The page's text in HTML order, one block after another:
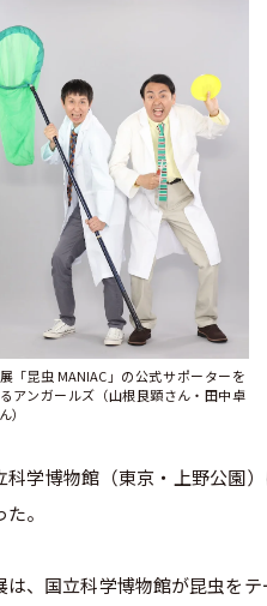
「昆虫 MANIAC」の公式サポーターを
アンガールズ（山根良顕さん・田中卓
）
科学博物館（東京・上野公園
。
は、国立科学博物館が昆虫を